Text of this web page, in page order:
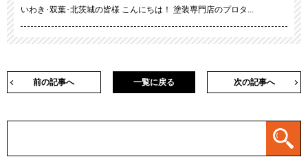
いわき･双葉･北茨城の皆様 こんにちは！ 塗装専門店のプロタ...
前の記事へ 次の記事へ
一覧に戻る